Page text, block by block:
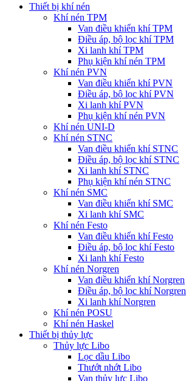
Thiết bị khí nén
Khí nén TPM
Van điều khiển khí TPM
Điều áp, bộ lọc khí TPM
Xi lanh khí TPM
Phụ kiện khí nén TPM
Khí nén PVN
Van điều khiển khí PVN
Điều áp, bộ lọc khí PVN
Xi lanh khí PVN
Phụ kiện khí nén PVN
Khí nén UNI-D
Khí nén STNC
Van điều khiển khí STNC
Điều áp, bộ lọc khí STNC
Xi lanh khí STNC
Phụ kiện khí nén STNC
Khí nén SMC
Van điều khiển khí SMC
Xi lanh khí SMC
Khí nén Festo
Van điều khiển khí Festo
Điều áp, bộ lọc khí Festo
Xi lanh khí Festo
Khí nén Norgren
Van điều khiển khí Norgren
Điều áp, bộ lọc khí Norgren
Xi lanh khí Norgren
Khí nén POSU
Khí nén Haskel
Thiết bị thủy lực
Thủy lực Libo
Lọc dầu Libo
Thướt nhớt Libo
Van thủy lực Libo